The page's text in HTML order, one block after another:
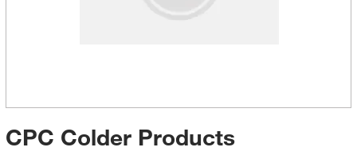
CPC Colder Products